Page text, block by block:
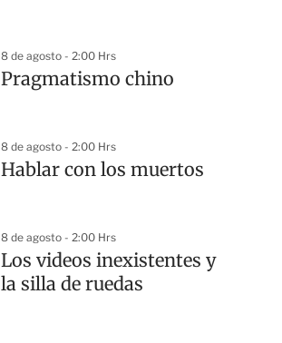
8 de agosto - 2:00 Hrs
Pragmatismo chino
8 de agosto - 2:00 Hrs
Hablar con los muertos
8 de agosto - 2:00 Hrs
Los videos inexistentes y
la silla de ruedas